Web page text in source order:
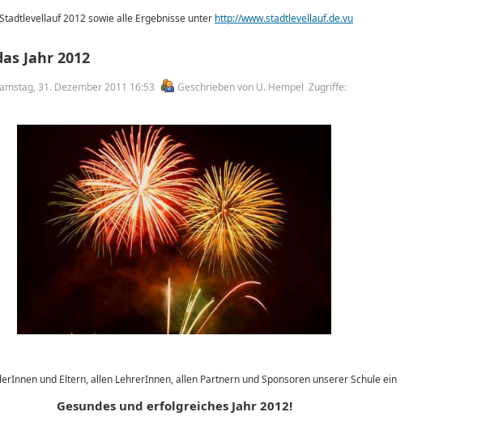
2012 sowie alle Ergebnisse unter http://www.stadtlevellauf.de.vu
Jahr 2012
31. Dezember 2011 16:53 Geschrieben von U. Hempel Zugriffe:
und Eltern, allen LehrerInnen, allen Partnern und Sponsoren unserer Schule ein
Gesundes und erfolgreiches Jahr 2012!